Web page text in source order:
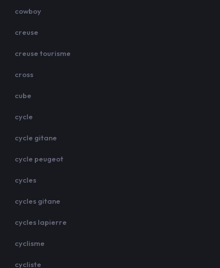
cowboy
creuse
creuse tourisme
cross
cube
cycle
cycle gitane
cycle peugeot
cycles
cycles gitane
cycles lapierre
cyclisme
cycliste